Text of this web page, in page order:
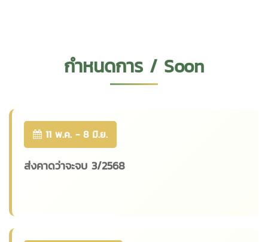
กำหนดการ / Soon
11 พ.ค. - 8 มิ.ย.
ส่งคาดว่าจะจบ 3/2568